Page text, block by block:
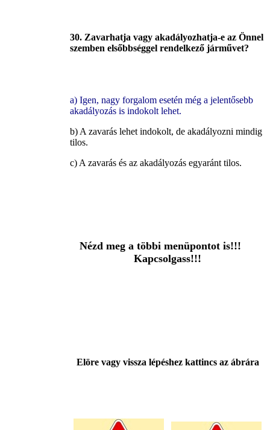
30. Zavarhatja vagy akadályozhatja-e az Önnel
szemben elsőbbséggel rendelkező járművet?
a) Igen, nagy forgalom esetén még a jelentősebb
akadályozás is indokolt lehet.
b) A zavarás lehet indokolt, de akadályozni mindig
tilos.
c) A zavarás és az akadályozás egyaránt tilos.
Nézd meg a többi menüpontot is!!!
Kapcsolgass!!!
Elöre vagy vissza lépéshez kattincs az ábrára